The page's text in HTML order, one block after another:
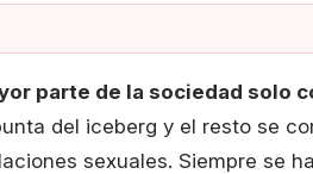
parte de la sociedad solo
del iceberg y el resto se
sexuales. Siempre se